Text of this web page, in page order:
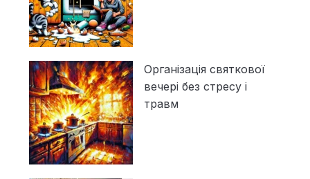
Організація святкової
вечері без стресу і
травм